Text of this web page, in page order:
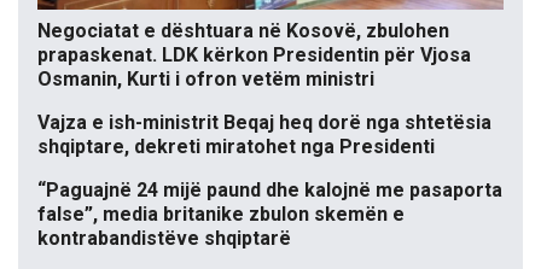
Negociatat e dështuara në Kosovë, zbulohen
prapaskenat. LDK kërkon Presidentin për Vjosa
Osmanin, Kurti i ofron vetëm ministri
Vajza e ish-ministrit Beqaj heq dorë nga shtetësia
shqiptare, dekreti miratohet nga Presidenti
“Paguajnë 24 mijë paund dhe kalojnë me pasaporta
false”, media britanike zbulon skemën e
kontrabandistëve shqiptarë